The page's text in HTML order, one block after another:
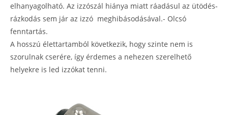
elhanyagolható. Az izzószál hiánya miatt ráadásul az ütödés-
rázkodás sem jár az izzó meghibásodásával.- Olcsó
fenntartás.
A hosszú élettartamból következik, hogy szinte nem is
szorulnak cserére, így érdemes a nehezen szerelhető
helyekre is led izzókat tenni.